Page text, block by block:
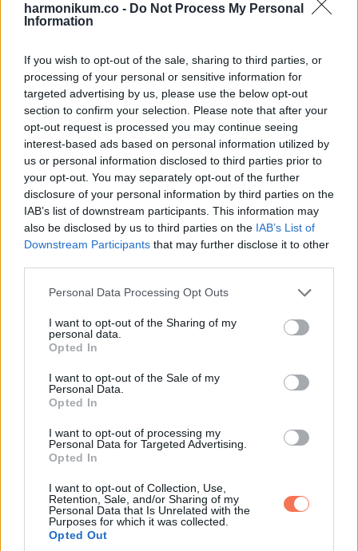
harmonikum.co - Do Not Process My Personal
Information
If you wish to opt-out of the sale, sharing to third parties, or
processing of your personal or sensitive information for
targeted advertising by us, please use the below opt-out
section to confirm your selection. Please note that after your
opt-out request is processed you may continue seeing
interest-based ads based on personal information utilized by
us or personal information disclosed to third parties prior to
your opt-out. You may separately opt-out of the further
disclosure of your personal information by third parties on the
IAB’s list of downstream participants. This information may
also be disclosed by us to third parties on the IAB’s List of
Downstream Participants that may further disclose it to other
Please note that this website/app uses one or more Google
not limited to your visit or usage behaviour. You may click to
grant or deny consent to Google and its third-party tags to
use your data for below specified purposes in below Google
consent section.
Personal Data Processing Opt Outs
I want to opt-out of the Sharing of my
personal data.
Opted In
I want to opt-out of the Sale of my
Personal Data.
Opted In
I want to opt-out of processing my
Personal Data for Targeted Advertising.
Opted In
I want to opt-out of Collection, Use,
Retention, Sale, and/or Sharing of my
Personal Data that Is Unrelated with the
Purposes for which it was collected.
Opted Out
„Találtunk valamit Ava szekrényében. Az ön neve van rajta.”
Egy percen belül már az autóban ültem. Tizenkét perc múlva
ott voltam az iskolánál.
Matthews igazgató az iroda előtt várt. Látszott rajta, hogy
kellemetlen neki az egész.
„Az egyik takarító találta meg, néhány tankönyv mögé dugva”
mondta, miközben végigvezetett a folyosón. „Azonnal látnia
kell.”
Amikor kinyitotta Ava szekrényét, rögtön megláttam egy régi
mobiltelefont és mellette egy hajtogatott papírt.
A telefont azonnal felismertem.
A papír elejére az állt írva a lányom kézírásával: „Add oda
Remegő kézzel bontottam ki.